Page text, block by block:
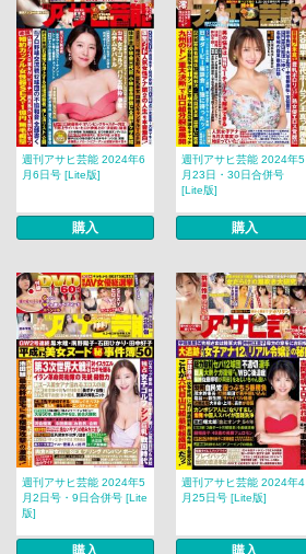
週刊アサヒ芸能 2024年6
月6日号 [Lite版]
購入
週刊アサヒ芸能 2024年5
月23日・30日合併号
[Lite版]
購入
週刊アサヒ芸能 2024年5
月2日号・9日合併号 [Lite
版]
購入
週刊アサヒ芸能 2024年4
月25日号 [Lite版]
購入